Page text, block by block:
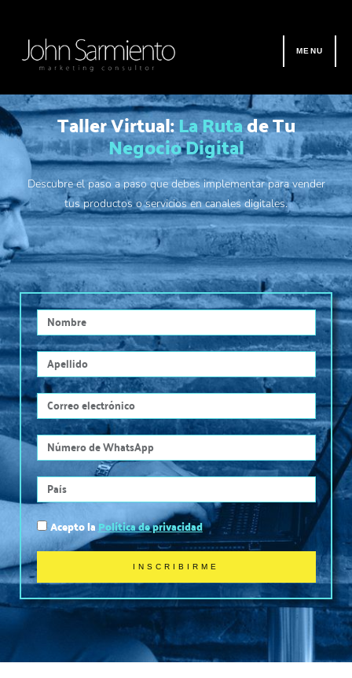
contenido
MENU
Taller Virtual:La Rutade Tu
Negocio Digital
Descubre el paso a paso que debes implementar para vender
tus productos o servicios en canales digitales.
Nombre
Apellido
Correo
electrónico
Número
de
celular
País
Política
de
privacidad
Acepto la Política de privacidad
INSCRIBIRME